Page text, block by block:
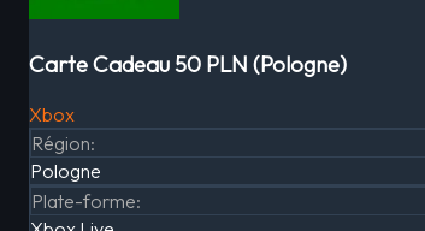
Carte Cadeau 50 PLN (Pologne)
Xbox
Région:
Pologne
Plate-forme: